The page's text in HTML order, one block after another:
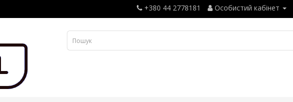
+380 44 2778181 Особистий кабінет